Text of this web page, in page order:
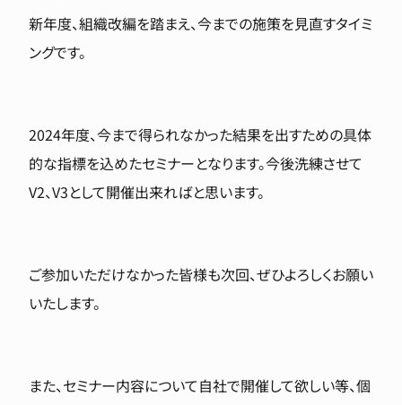
新年度、組織改編を踏まえ、今までの施策を見直すタイミ
ングです。
2024年度、今まで得られなかった結果を出すための具体
的な指標を込めたセミナーとなります。今後洗練させて
V2、V3として開催出来ればと思います。
ご参加いただけなかった皆様も次回、ぜひよろしくお願い
いたします。
また、セミナー内容について自社で開催して欲しい等、個